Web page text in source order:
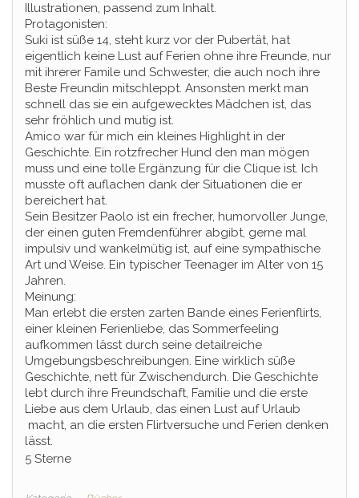
Illustrationen, passend zum Inhalt.
Protagonisten:
Suki ist süße 14, steht kurz vor der Pubertät, hat
eigentlich keine Lust auf Ferien ohne ihre Freunde, nur
mit ihrerer Famile und Schwester, die auch noch ihre
Beste Freundin mitschleppt. Ansonsten merkt man
schnell das sie ein aufgewecktes Mädchen ist, das
sehr fröhlich und mutig ist.
Amico war für mich ein kleines Highlight in der
Geschichte. Ein rotzfrecher Hund den man mögen
muss und eine tolle Ergänzung für die Clique ist. Ich
musste oft auflachen dank der Situationen die er
bereichert hat.
Sein Besitzer Paolo ist ein frecher, humorvoller Junge,
der einen guten Fremdenführer abgibt, gerne mal
impulsiv und wankelmütig ist, auf eine sympathische
Art und Weise. Ein typischer Teenager im Alter von 15
Jahren.
Meinung:
Man erlebt die ersten zarten Bande eines Ferienflirts,
einer kleinen Ferienliebe, das Sommerfeeling
aufkommen lässt durch seine detailreiche
Umgebungsbeschreibungen. Eine wirklich süße
Geschichte, nett für Zwischendurch. Die Geschichte
lebt durch ihre Freundschaft, Familie und die erste
Liebe aus dem Urlaub, das einen Lust auf Urlaub
macht, an die ersten Flirtversuche und Ferien denken
lässt.
5 Sterne